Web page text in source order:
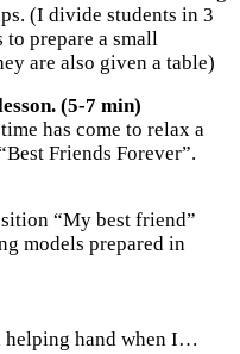
(I divide students in 3
to prepare a small
are also given a table)
(5-7 min)
has come to relax a
Friends Forever”.
“My best friend”
models prepared in
helping hand when I…